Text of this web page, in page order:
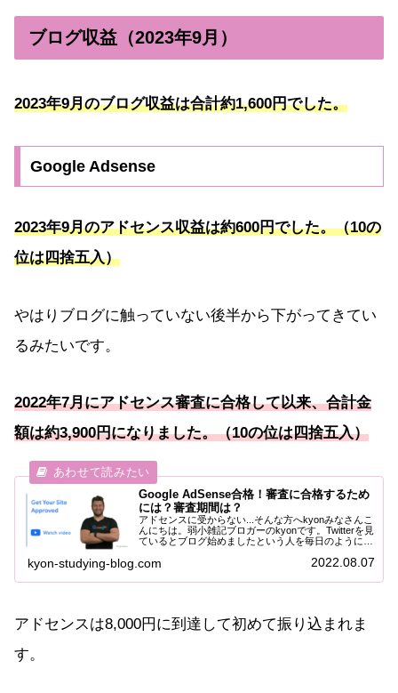
ブログ収益（2023年9月）
2023年9月のブログ収益は合計約1,600円でした。
Google Adsense
2023年9月のアドセンス収益は約600円でした。（10の
位は四捨五入）
やはりブログに触っていない後半から下がってきてい
るみたいです。
2022年7月にアドセンス審査に合格して以来、合計金
額は約3,900円になりました。（10の位は四捨五入）
Google AdSense合格！審査に合格するため
には？審査期間は？
アドセンスに受からない...そんな方へkyonみなさんこ
んにちは。弱小雑記ブロガーのkyonです。Twitterを見
ているとブログ始めましたという人を毎日のように見
めですよね。ブログの収入源と...
kyon-studying-blog.com 2022.08.07
アドセンスは8,000円に到達して初めて振り込まれま
す。